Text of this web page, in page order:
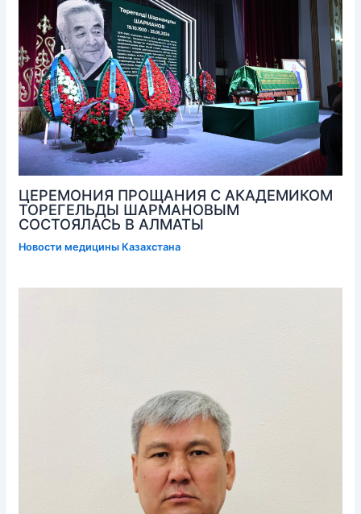
ЦЕРЕМОНИЯ ПРОЩАНИЯ С АКАДЕМИКОМ
ТОРЕГЕЛЬДЫ ШАРМАНОВЫМ
СОСТОЯЛАСЬ В АЛМАТЫ
Новости медицины Казахстана